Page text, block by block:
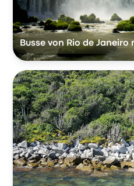
Busse von Rio de Janeiro